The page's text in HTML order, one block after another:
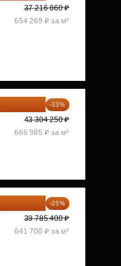
37 216 860 ₽
654 269 ₽ за м²
-33%
43 304 250 ₽
666 985 ₽ за м²
-25%
39 785 400 ₽
641 700 ₽ за м²